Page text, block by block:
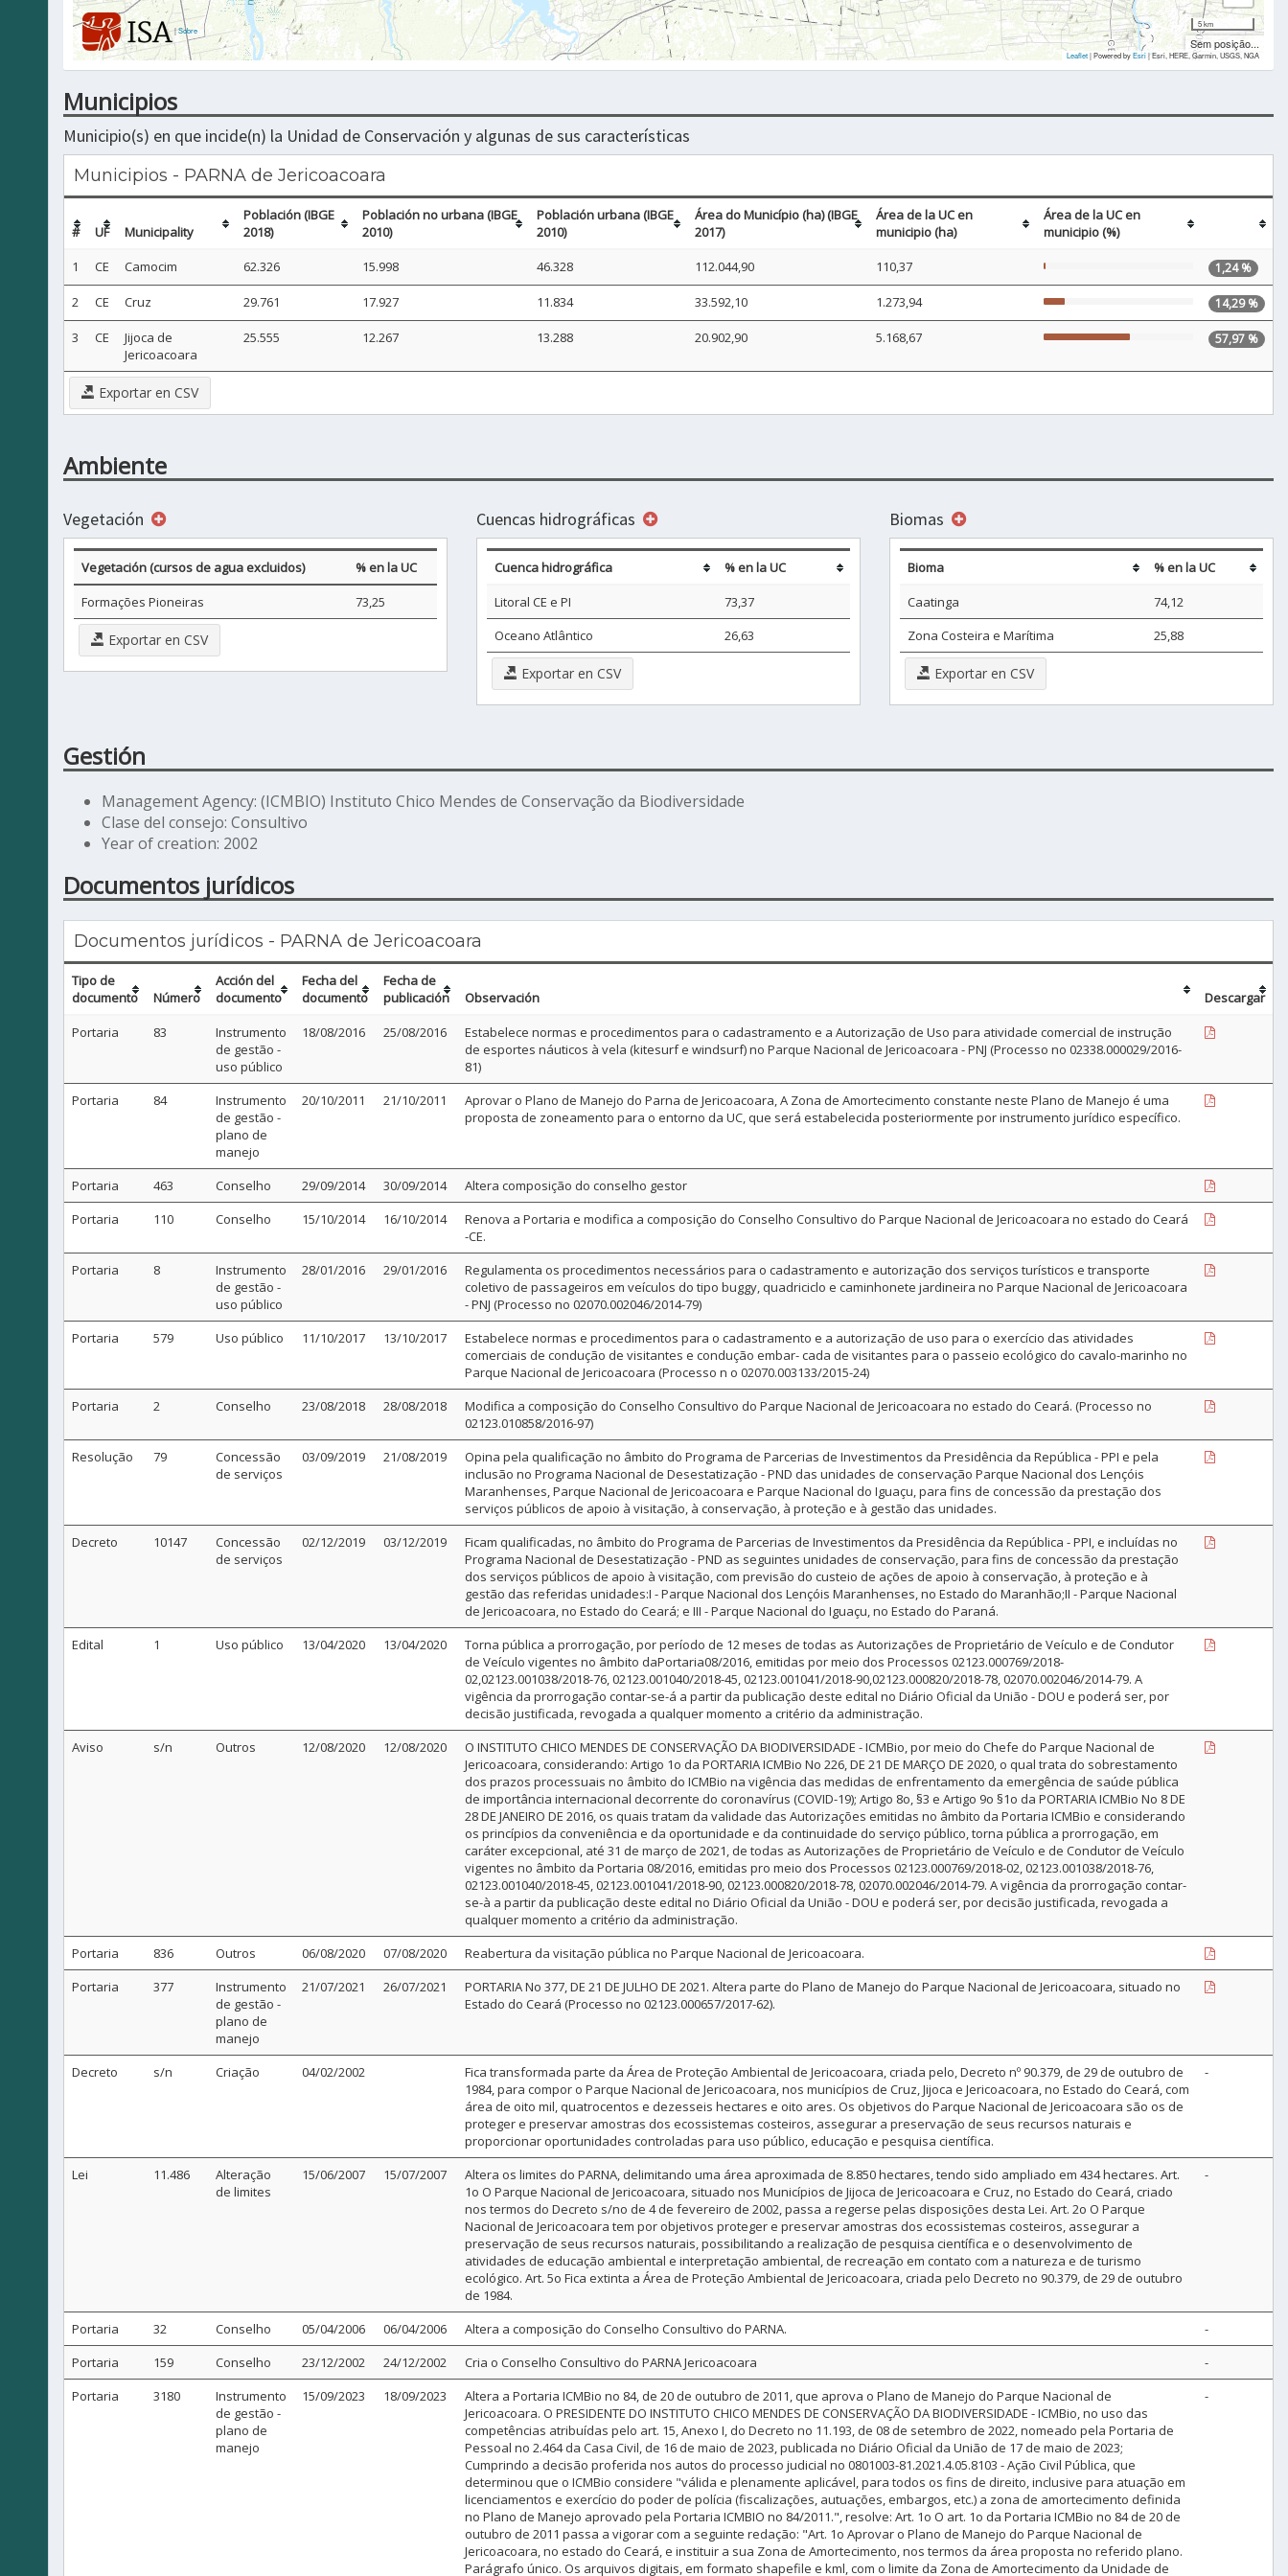
|Sobre
5 km
Sem posição...
Leaflet| Powered byEsri|Esri, HERE, Garmin, USGS, NGA
Municipios
Municipio(s) en que incide(n) la Unidad de Conservación y algunas de sus características
Municipios - PARNA de Jericoacoara
# UF Municipality
Población (IBGE
2018)
Población no urbana (IBGE
2010)
Población urbana (IBGE
2010)
Área do Município (ha) (IBGE
2017)
Área de la UC en
municipio (ha)
Área de la UC en
municipio (%)
1
CE Camocim 62.326 15.998 46.328 112.044,90 110,37 1,24 %
2 CE Cruz 29.761 17.927 11.834 33.592,10 1.273,94 14,29 %
3 CE
Jijoca de
Jericoacoara
25.555 12.267 13.288 20.902,90 5.168,67 57,97 %
Exportar en CSV
Ambiente
Vegetación
Vegetación (cursos de agua excluidos)
% en la UC
Formações Pioneiras
73,25
Exportar en CSV
Cuencas hidrográficas
Cuenca hidrográfica
% en la UC
Litoral CE e PI
73,37
Oceano Atlântico
26,63
Exportar en CSV
Biomas
Bioma
% en la UC
Caatinga
74,12
Zona Costeira e Marítima
25,88
Exportar en CSV
Gestión
Management Agency: (ICMBIO) Instituto Chico Mendes de Conservação da Biodiversidade
Clase del consejo: Consultivo
Year of creation: 2002
Documentos jurídicos
Documentos jurídicos - PARNA de Jericoacoara
Tipo de
documento
Número
Acción del
documento
Fecha del
documento
Fecha de
publicación
Observación
Descargar
Portaria
83
Instrumento
de gestão -
uso público
18/08/2016 25/08/2016
Estabelece normas e procedimentos para o cadastramento e a Autorização de Uso para atividade comercial de instrução
de esportes náuticos à vela (kitesurf e windsurf) no Parque Nacional de Jericoacoara - PNJ (Processo no 02338.000029/2016-
81)
Portaria
84
Instrumento
de gestão -
plano de
manejo
20/10/2011 21/10/2011
Aprovar o Plano de Manejo do Parna de Jericoacoara, A Zona de Amortecimento constante neste Plano de Manejo é uma
proposta de zoneamento para o entorno da UC, que será estabelecida posteriormente por instrumento jurídico específico.
Portaria 463 Conselho 29/09/2014 30/09/2014
Altera composição do conselho gestor
Portaria
110 Conselho 15/10/2014 16/10/2014
Renova a Portaria e modifica a composição do Conselho Consultivo do Parque Nacional de Jericoacoara no estado do Ceará
-CE.
Portaria
8
Instrumento
de gestão -
uso público
28/01/2016 29/01/2016
Regulamenta os procedimentos necessários para o cadastramento e autorização dos serviços turísticos e transporte
coletivo de passageiros em veículos do tipo buggy, quadriciclo e caminhonete jardineira no Parque Nacional de Jericoacoara
- PNJ (Processo no 02070.002046/2014-79)
Portaria
579 Uso público 11/10/2017 13/10/2017
Estabelece normas e procedimentos para o cadastramento e a autorização de uso para o exercício das atividades
comerciais de condução de visitantes e condução embar- cada de visitantes para o passeio ecológico do cavalo-marinho no
Parque Nacional de Jericoacoara (Processo n o 02070.003133/2015-24)
Portaria
2 Conselho 23/08/2018 28/08/2018
Modifica a composição do Conselho Consultivo do Parque Nacional de Jericoacoara no estado do Ceará. (Processo no
02123.010858/2016-97)
Resolução
79
Concessão
de serviços
03/09/2019 21/08/2019
Opina pela qualificação no âmbito do Programa de Parcerias de Investimentos da Presidência da República - PPI e pela
inclusão no Programa Nacional de Desestatização - PND das unidades de conservação Parque Nacional dos Lençóis
Maranhenses, Parque Nacional de Jericoacoara e Parque Nacional do Iguaçu, para fins de concessão da prestação dos
serviços públicos de apoio à visitação, à conservação, à proteção e à gestão das unidades.
Decreto
10147
Concessão
de serviços
02/12/2019 03/12/2019
Ficam qualificadas, no âmbito do Programa de Parcerias de Investimentos da Presidência da República - PPI, e incluídas no
Programa Nacional de Desestatização - PND as seguintes unidades de conservação, para fins de concessão da prestação
dos serviços públicos de apoio à visitação, com previsão do custeio de ações de apoio à conservação, à proteção e à
gestão das referidas unidades:I - Parque Nacional dos Lençóis Maranhenses, no Estado do Maranhão;II - Parque Nacional
de Jericoacoara, no Estado do Ceará; e III - Parque Nacional do Iguaçu, no Estado do Paraná.
Edital
1 Uso público 13/04/2020 13/04/2020
Torna pública a prorrogação, por período de 12 meses de todas as Autorizações de Proprietário de Veículo e de Condutor
de Veículo vigentes no âmbito daPortaria08/2016, emitidas por meio dos Processos 02123.000769/2018-
02,02123.001038/2018-76, 02123.001040/2018-45, 02123.001041/2018-90,02123.000820/2018-78, 02070.002046/2014-79. A
vigência da prorrogação contar-se-á a partir da publicação deste edital no Diário Oficial da União - DOU e poderá ser, por
decisão justificada, revogada a qualquer momento a critério da administração.
Aviso
s/n Outros 12/08/2020 12/08/2020
O INSTITUTO CHICO MENDES DE CONSERVAÇÃO DA BIODIVERSIDADE - ICMBio, por meio do Chefe do Parque Nacional de
Jericoacoara, considerando: Artigo 1o da PORTARIA ICMBio No 226, DE 21 DE MARÇO DE 2020, o qual trata do sobrestamento
dos prazos processuais no âmbito do ICMBio na vigência das medidas de enfrentamento da emergência de saúde pública
de importância internacional decorrente do coronavírus (COVID-19); Artigo 8o, §3 e Artigo 9o §1o da PORTARIA ICMBio No 8 DE
28 DE JANEIRO DE 2016, os quais tratam da validade das Autorizações emitidas no âmbito da Portaria ICMBio e considerando
os princípios da conveniência e da oportunidade e da continuidade do serviço público, torna pública a prorrogação, em
caráter excepcional, até 31 de março de 2021, de todas as Autorizações de Proprietário de Veículo e de Condutor de Veículo
vigentes no âmbito da Portaria 08/2016, emitidas pro meio dos Processos 02123.000769/2018-02, 02123.001038/2018-76,
02123.001040/2018-45, 02123.001041/2018-90, 02123.000820/2018-78, 02070.002046/2014-79. A vigência da prorrogação contar-
se-à a partir da publicação deste edital no Diário Oficial da União - DOU e poderá ser, por decisão justificada, revogada a
qualquer momento a critério da administração.
Portaria
836 Outros 06/08/2020 07/08/2020
Reabertura da visitação pública no Parque Nacional de Jericoacoara.
Portaria
377
Instrumento
de gestão -
plano de
manejo
21/07/2021 26/07/2021
PORTARIA No 377, DE 21 DE JULHO DE 2021. Altera parte do Plano de Manejo do Parque Nacional de Jericoacoara, situado no
Estado do Ceará (Processo no 02123.000657/2017-62).
Decreto s/n Criação 04/02/2002
Fica transformada parte da Área de Proteção Ambiental de Jericoacoara, criada pelo, Decreto nº 90.379, de 29 de outubro de
1984, para compor o Parque Nacional de Jericoacoara, nos municípios de Cruz, Jijoca e Jericoacoara, no Estado do Ceará, com
área de oito mil, quatrocentos e dezesseis hectares e oito ares. Os objetivos do Parque Nacional de Jericoacoara são os de
proteger e preservar amostras dos ecossistemas costeiros, assegurar a preservação de seus recursos naturais e
proporcionar oportunidades controladas para uso público, educação e pesquisa científica.
-
Lei 11.486
Alteração
de limites
15/06/2007 15/07/2007
Altera os limites do PARNA, delimitando uma área aproximada de 8.850 hectares, tendo sido ampliado em 434 hectares. Art.
1o O Parque Nacional de Jericoacoara, situado nos Municípios de Jijoca de Jericoacoara e Cruz, no Estado do Ceará, criado
nos termos do Decreto s/no de 4 de fevereiro de 2002, passa a regerse pelas disposições desta Lei. Art. 2o O Parque
Nacional de Jericoacoara tem por objetivos proteger e preservar amostras dos ecossistemas costeiros, assegurar a
preservação de seus recursos naturais, possibilitando a realização de pesquisa científica e o desenvolvimento de
atividades de educação ambiental e interpretação ambiental, de recreação em contato com a natureza e de turismo
ecológico. Art. 5o Fica extinta a Área de Proteção Ambiental de Jericoacoara, criada pelo Decreto no 90.379, de 29 de outubro
de 1984.
-
Portaria 32 Conselho 05/04/2006 06/04/2006 Altera a composição do Conselho Consultivo do PARNA.
-
Portaria
159 Conselho 23/12/2002 24/12/2002 Cria o Conselho Consultivo do PARNA Jericoacoara
-
Portaria
3180
Instrumento
de gestão -
plano de
manejo
15/09/2023 18/09/2023
Altera a Portaria ICMBio no 84, de 20 de outubro de 2011, que aprova o Plano de Manejo do Parque Nacional de
Jericoacoara. O PRESIDENTE DO INSTITUTO CHICO MENDES DE CONSERVAÇÃO DA BIODIVERSIDADE - ICMBio, no uso das
competências atribuídas pelo art. 15, Anexo I, do Decreto no 11.193, de 08 de setembro de 2022, nomeado pela Portaria de
Pessoal no 2.464 da Casa Civil, de 16 de maio de 2023, publicada no Diário Oficial da União de 17 de maio de 2023;
Cumprindo a decisão proferida nos autos do processo judicial no 0801003-81.2021.4.05.8103 - Ação Civil Pública, que
determinou que o ICMBio considere "válida e plenamente aplicável, para todos os fins de direito, inclusive para atuação em
licenciamentos e exercício do poder de polícia (fiscalizações, autuações, embargos, etc.) a zona de amortecimento definida
no Plano de Manejo aprovado pela Portaria ICMBIO no 84/2011.", resolve: Art. 1o O art. 1o da Portaria ICMBio no 84 de 20 de
outubro de 2011 passa a vigorar com a seguinte redação: "Art. 1o Aprovar o Plano de Manejo do Parque Nacional de
Jericoacoara, no estado do Ceará, e instituir a sua Zona de Amortecimento, nos termos da área proposta no referido plano.
Parágrafo único. Os arquivos digitais, em formato shapefile e kml, com o limite da Zona de Amortecimento da Unidade de
-